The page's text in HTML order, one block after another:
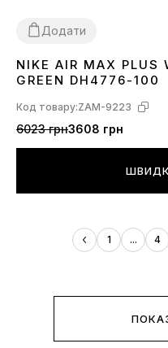
Додати
4041 4243 4445
NIKE AIR MAX PLUS
GREEN DH4776-100
Код товару:ZAM-9223
6023 грн3608 грн
1 ... 4